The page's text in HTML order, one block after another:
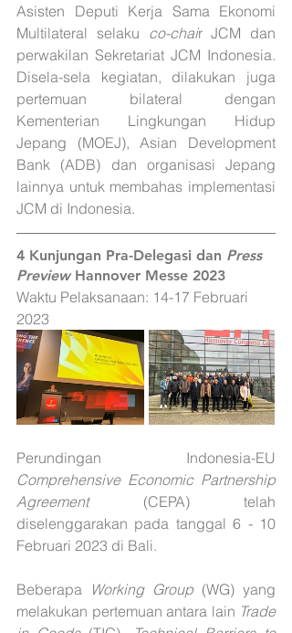
Asisten Deputi Kerja Sama Ekonomi
Multilateral selaku co-chair JCM dan
perwakilan Sekretariat JCM Indonesia.
Disela-sela kegiatan, dilakukan juga
pertemuan bilateral dengan
Kementerian Lingkungan Hidup
Jepang (MOEJ), Asian Development
Bank (ADB) dan organisasi Jepang
lainnya untuk membahas implementasi
JCM di Indonesia.
4 Kunjungan Pra-Delegasi dan Press
Preview Hannover Messe 2023
Waktu Pelaksanaan: 14-17 Februari
2023
Comprehensive Economic Partnership
Agreement (CEPA) telah
diselenggarakan pada tanggal 6 - 10
Februari 2023 di Bali.
Beberapa Working Group (WG) yang
melakukan pertemuan antara lain Trade